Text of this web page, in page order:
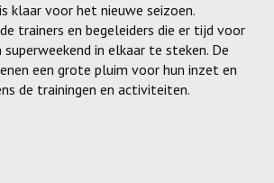
klaar voor het nieuwe seizoen.
trainers en begeleiders die er tijd voor
in elkaar te steken. De
een grote pluim voor hun inzet en
de trainingen en activiteiten.